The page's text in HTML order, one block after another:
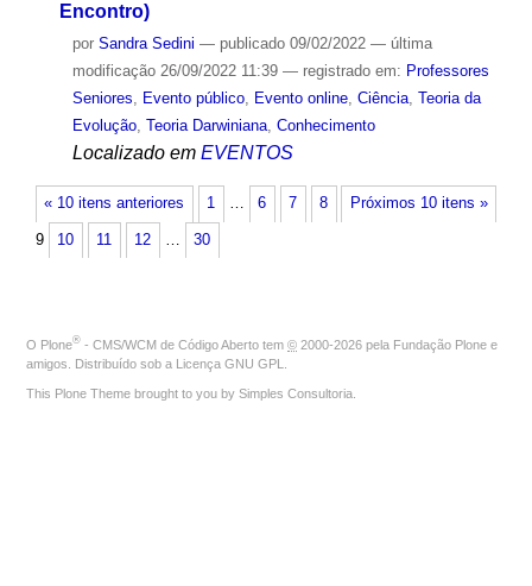
Encontro)
por Sandra Sedini — publicado09/02/2022 — última
modificação26/09/2022 11:39 — registrado em: Professores
Seniores, Evento público, Evento online, Ciência, Teoria da
Evolução, Teoria Darwiniana, Conhecimento
Localizado em EVENTOS
« 10 itens anteriores Próximos 10 itens »
1 … 6 7 8
9 10 11 12 … 30
O Plone® - CMS/WCM de Código Aberto tem © 2000-2026 pela Fundação Plone e
amigos. Distribuído sob a Licença GNU GPL
This Plone Theme brought to you by Simples Consultoria